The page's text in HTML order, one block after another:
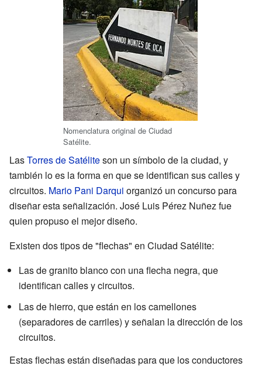
Nomenclatura original de Ciudad
Satélite.
LasTorres de Satéliteson un símbolo de la ciudad, y
también lo es la forma en que se identifican sus calles y
circuitos. Mario Pani Darqui organizó un concurso para
diseñar esta señalización. José Luis Pérez Nuñez fue
quien propuso el mejor diseño.
Existen dos tipos de "flechas" en Ciudad Satélite:
Las de granito blanco con una flecha negra, que
identifican calles y circuitos.
Las de hierro, que están en los camellones
(separadores de carriles) y señalan la dirección de los
circuitos.
Estas flechas están diseñadas para que los conductores